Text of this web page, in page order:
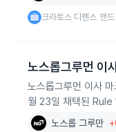
크라토스 디펜스 앤
노스롭그루먼 이
노스롭그루먼 이사
월 23일 채택된 Rule
노스롭 그루만